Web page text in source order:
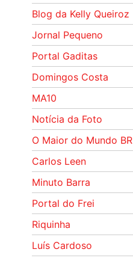
Blog da Kelly Queiroz
Jornal Pequeno
Portal Gaditas
Domingos Costa
MA10
Notícia da Foto
O Maior do Mundo BR
Carlos Leen
Minuto Barra
Portal do Frei
Riquinha
Luís Cardoso